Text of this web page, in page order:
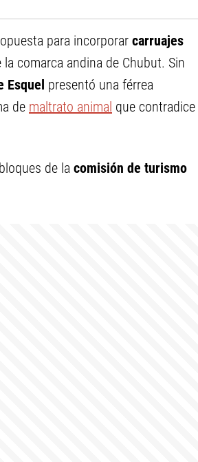
para incorporar carruajes
comarca andina de Chubut. Sin
Esquel presentó una férrea
de maltrato animal que contradice
de la comisión de turismo